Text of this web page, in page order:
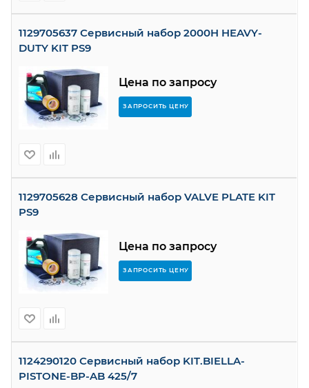
1129705637 Сервисный набор 2000H HEAVY-
DUTY KIT PS9
Цена по запросу
ЗАПРОСИТЬ ЦЕНУ
1129705628 Сервисный набор VALVE PLATE KIT
PS9
Цена по запросу
ЗАПРОСИТЬ ЦЕНУ
1124290120 Сервисный набор KIT.BIELLA-
PISTONE-BP-AB 425/7